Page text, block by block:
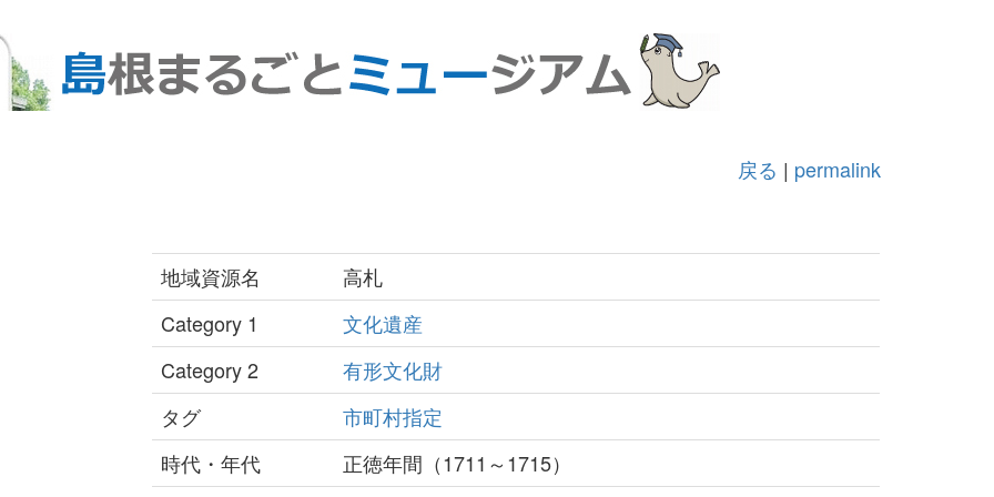
戻る | permalink
地域資源名
高札
Category 1
文化遺産
Category 2
有形文化財
タグ
市町村指定
時代・年代
正徳年間（1711～1715）